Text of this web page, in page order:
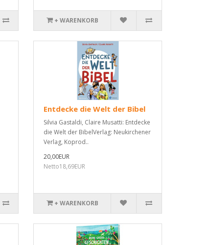
+ WARENKORB
Entdecke die Welt der Bibel
Silvia Gastaldi, Claire Musatti: Entdecke
die Welt der BibelVerlag: Neukirchener
Verlag, Koprod..
20,00EUR
Netto18,69EUR
+ WARENKORB